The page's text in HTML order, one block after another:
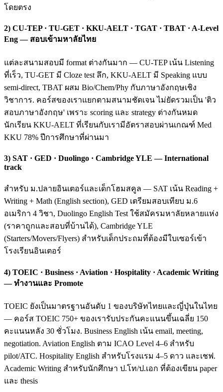
โดยตรง
2) CU-TEP · TU-GET · KKU-AELT · TGAT · TBAT · A-Level
Eng — สอบเข้ามหาลัยไทย
แต่ละสนามสอบมี format ต่างกันมาก — CU-TEP เน้น Listening
ที่เร็ว, TU-GET มี Cloze test ลึก, KKU-AELT มี Speaking แบบ
semi-direct, TBAT ผสม Bio/Chem/Phy กับภาษาอังกฤษเชิง
วิชาการ. คอร์สของเราแยกตามสนามชัดเจน ไม่ยัดรวมเป็น 'ติว
สอบภาษาอังกฤษ' เพราะ scoring และ strategy ต่างกันหมด
นักเรียน KKU-AELT ที่เรียนกับเรามีอัตราสอบผ่านเกณฑ์ Med
KKU 78% ปีการศึกษาที่ผ่านมา
3) SAT · GED · Duolingo · Cambridge YLE — International
track
สำหรับ ม.ปลายอินเตอร์และเด็กโฮมสคูล — SAT เน้น Reading +
Writing + Math (English section), GED เตรียมสอบเทียบ ม.6
อเมริกา 4 วิชา, Duolingo English Test ใช้สมัครมหาลัยหลายแห่ง
(ราคาถูกและสอบที่บ้านได้), Cambridge YLE
(Starters/Movers/Flyers) สำหรับเด็กประถมที่ต้องมีใบเซอร์เข้า
โรงเรียนอินเตอร์
4) TOEIC · Business · Aviation · Hospitality · Academic Writing
— ทำงานและ Promote
TOEIC ยังเป็นมาตรฐานอันดับ 1 ของบริษัทไทยและญี่ปุ่นในไทย
— คอร์ส TOEIC 750+ ของเรารับประกันคะแนนขึ้นเฉลี่ย 150
คะแนนหลัง 30 ชั่วโมง. Business English เน้น email, meeting,
negotiation. Aviation English ตาม ICAO Level 4–6 สำหรับ
pilot/ATC. Hospitality English สำหรับโรงแรม 4–5 ดาว และเชฟ.
Academic Writing สำหรับนักศึกษา ป.โท/ป.เอก ที่ต้องเขียน paper
และ thesis